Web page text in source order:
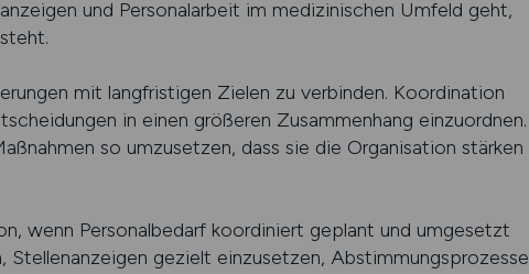
und Personalarbeit im medizinischen Umfeld geht,
mit langfristigen Zielen zu verbinden. Koordination
in einen größeren Zusammenhang einzuordnen.
so umzusetzen, dass sie die Organisation stärken
wenn Personalbedarf koordiniert geplant und umgesetzt
Stellenanzeigen gezielt einzusetzen, Abstimmungsprozesse